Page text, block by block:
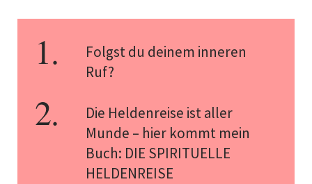
Folgst du deinem inneren
Ruf?
Die Heldenreise ist aller
Munde – hier kommt mein
Buch: DIE SPIRITUELLE
HELDENREISE